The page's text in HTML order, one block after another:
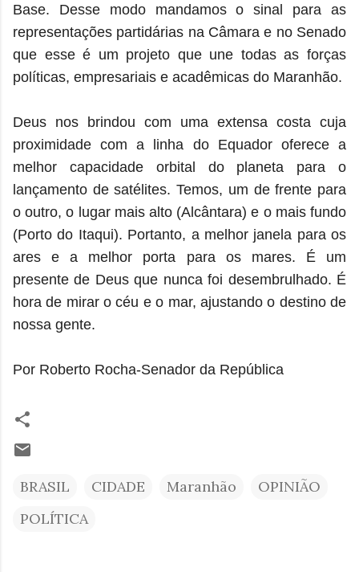
Base. Desse modo mandamos o sinal para as
representações partidárias na Câmara e no Senado
que esse é um projeto que une todas as forças
políticas, empresariais e acadêmicas do Maranhão.
Deus nos brindou com uma extensa costa cuja
proximidade com a linha do Equador oferece a
melhor capacidade orbital do planeta para o
lançamento de satélites. Temos, um de frente para
o outro, o lugar mais alto (Alcântara) e o mais fundo
(Porto do Itaqui). Portanto, a melhor janela para os
ares e a melhor porta para os mares. É um
presente de Deus que nunca foi desembrulhado. É
hora de mirar o céu e o mar, ajustando o destino de
nossa gente.
Por Roberto Rocha-Senador da República
BRASIL CIDADE Maranhão
OPINIÃO
POLÍTICA